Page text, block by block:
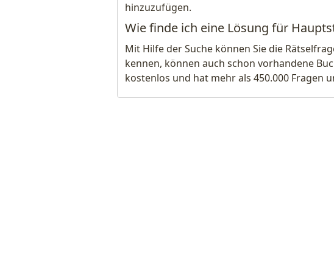
hinzuzufügen.
Wie finde ich eine Lösung für
Mit Hilfe der Suche können Sie die
kennen, können auch schon vorhandene
kostenlos und hat mehr als 450.000 Fragen